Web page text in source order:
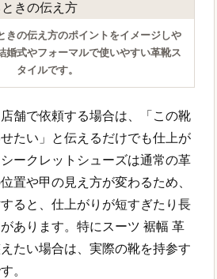
きの伝え方のポイントをイメージしや
婚式やフォーマルで使いやすい革靴ス
タイルです。
舗で依頼する場合は、「この靴
たい」と伝えるだけでも仕上が
ークレットシューズは通常の革
置や甲の見え方が変わるため、
ると、仕上がりが短すぎたり長
あります。特にスーツ 裾幅 革
たい場合は、実際の靴を持参す
。